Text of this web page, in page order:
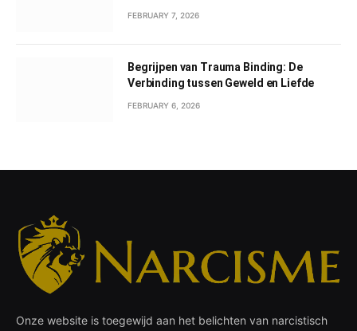
FEBRUARY 7, 2026
Begrijpen van Trauma Binding: De
Verbinding tussen Geweld en Liefde
FEBRUARY 6, 2026
Onze website is toegewijd aan het belichten van narcistisch